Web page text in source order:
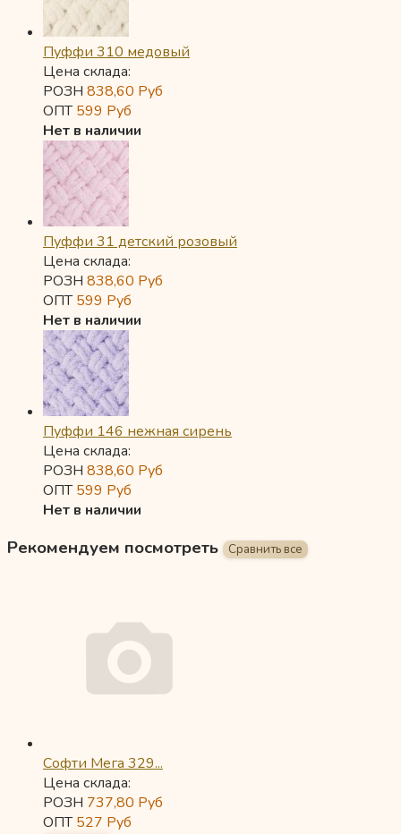
Пуффи 310 медовый
Цена склада:
РОЗН 838,60 Руб
ОПТ599 Руб
Нет в наличии
Пуффи 31 детский розовый
Цена склада:
РОЗН 838,60 Руб
ОПТ599 Руб
Нет в наличии
Пуффи 146 нежная сирень
Цена склада:
РОЗН 838,60 Руб
ОПТ599 Руб
Нет в наличии
Рекомендуем посмотреть
Софти Мега 329...
Цена склада:
РОЗН 737,80 Руб
ОПТ527 Руб